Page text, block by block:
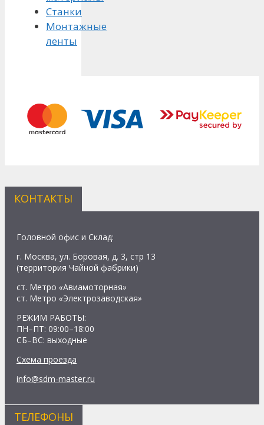
Станки
Монтажные
ленты
КОНТАКТЫ
Головной офис и Склад:
г. Москва, ул. Боровая, д. 3, стр 13
(территория Чайной фабрики)
ст. Метро «Авиамоторная»
ст. Метро «Электрозаводская»
РЕЖИМ РАБОТЫ:
ПН–ПТ: 09:00–18:00
СБ–ВС: выходные
Схема проезда
info@sdm-master.ru
ТЕЛЕФОНЫ